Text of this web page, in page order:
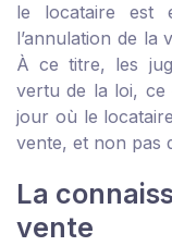
le locataire est
l’annulation de la
À ce titre, les
vertu de la loi, ce
jour où le
vente, et non pas
La
vente